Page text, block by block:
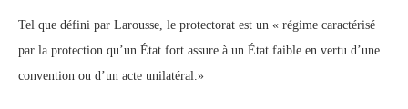
Tel que défini par Larousse, le protectorat est un « régime caractérisé
par la protection qu’un État fort assure à un État faible en vertu d’une
convention ou d’un acte unilatéral.»